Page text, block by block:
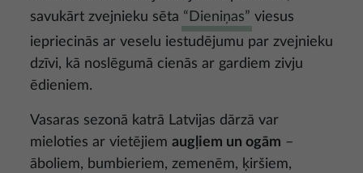
savukārt zvejnieku sēta “Dieniņas” viesus
iepriecinās ar veselu iestudējumu par zvejnieku
dzīvi, kā noslēgumā cienās ar gardiem zivju
ēdieniem.
Vasaras sezonā katrā Latvijas dārzā var
mieloties ar vietējiem augļiem un ogām –
āboliem, bumbieriem, zemenēm, ķiršiem,